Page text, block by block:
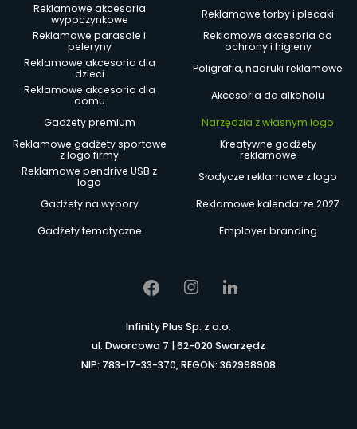
Reklamowe akcesoria
wypoczynkowe
Reklamowe torby i plecaki
Reklamowe parasole i
peleryny
Reklamowe akcesoria do
ochrony i higieny
Reklamowe akcesoria dla
dzieci
Poligrafia, nadruki reklamowe
Reklamowe akcesoria dla
domu
Akcesoria do alkoholu
Gadżety premium
Narzędzia z własnym logo
Reklamowe gadżety sportowe
z logo firmy
Kreatywne gadżety
reklamowe
Reklamowe pendrive USB z
logo
Słodycze reklamowe z logo
Gadżety na wybory
Reklamowe kalendarze 2027
Gadżety tematyczne
Employer branding
Infinity Plus Sp. z o.o.
ul. Dworcowa 7 | 62-020 Swarzędz
NIP: 783-17-33-370, REGON: 362998908